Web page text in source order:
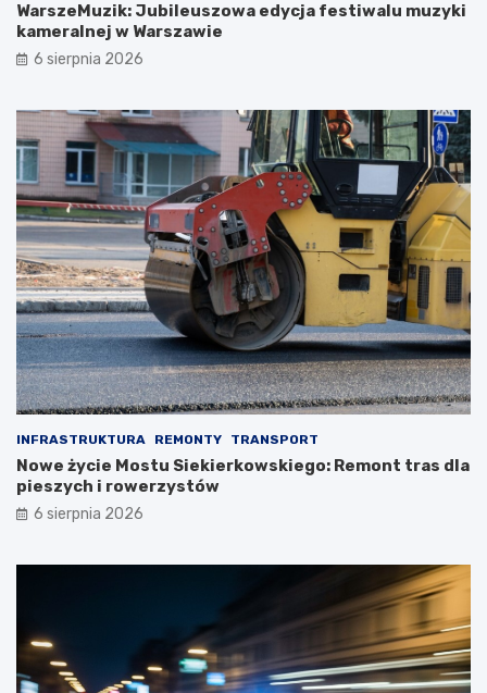
WarszeMuzik: Jubileuszowa edycja festiwalu muzyki
kameralnej w Warszawie
6 sierpnia 2026
INFRASTRUKTURA REMONTY TRANSPORT
Nowe życie Mostu Siekierkowskiego: Remont tras dla
pieszych i rowerzystów
6 sierpnia 2026